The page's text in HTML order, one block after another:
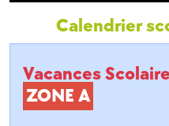
Calendrier
Vacances
ZONE A